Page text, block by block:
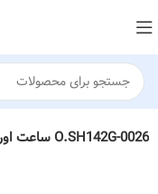
ساعت اورینتال مردانه کد O.SH142G-0026